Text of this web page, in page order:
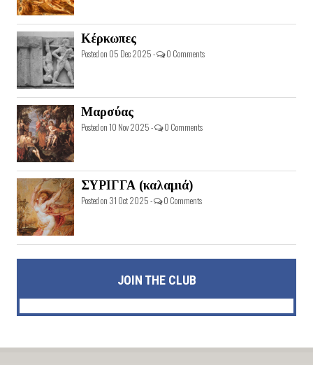
Κέρκωπες
Posted on 05 Dec 2025 - 0 Comments
Μαρσύας
Posted on 10 Nov 2025 - 0 Comments
ΣΥΡΙΓΓΑ (καλαμιά)
Posted on 31 Oct 2025 - 0 Comments
JOIN THE CLUB